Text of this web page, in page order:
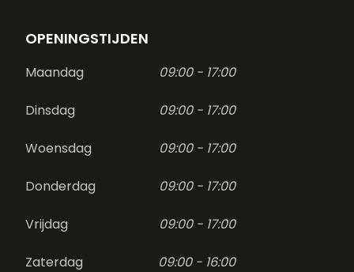
OPENINGSTIJDEN
Maandag 09:00 - 17:00
Dinsdag 09:00 - 17:00
Woensdag 09:00 - 17:00
Donderdag 09:00 - 17:00
Vrijdag 09:00 - 17:00
Zaterdag 09:00 - 16:00